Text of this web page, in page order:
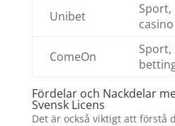
Unibet
Sport,
casino
ComeOn
Sport,
Fördelar och Nackdelar
Svensk Licens
Det är också viktigt att förstå